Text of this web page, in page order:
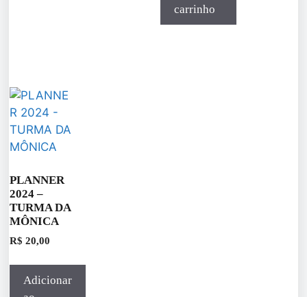
carrinho
PLANNER
2024 –
TURMA DA
MÔNICA
R$ 20,00
Adicionar